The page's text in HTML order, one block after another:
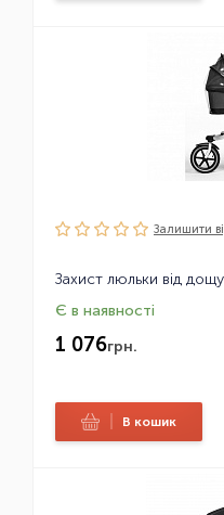
Залишити
Захист люльки від
Є в наявності
1 076грн.
В кошик